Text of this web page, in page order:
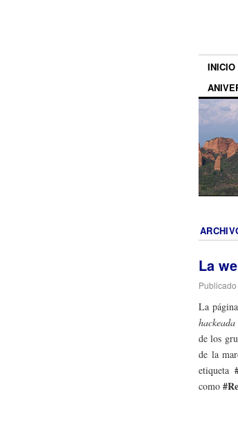
INICIO
La
Publicado
La
de los
de la
etiqueta
como